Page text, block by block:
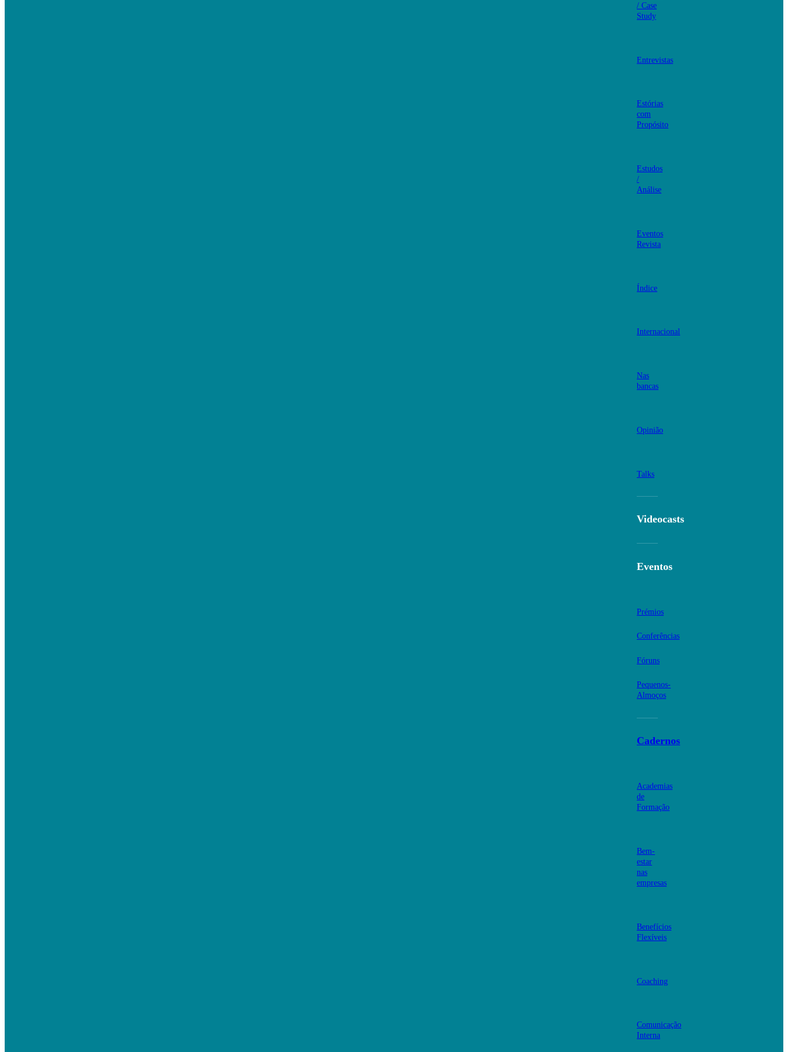
/ Case
Study
Entrevistas
Estórias
com
Propósito
Estudos
/
Análise
Eventos
Revista
Índice
Internacional
Nas
bancas
Opinião
Talks
Videocasts
Eventos
Prémios
Conferências
Fóruns
Pequenos-
Almoços
Cadernos
Academias
de
Formação
Bem-
estar
nas
empresas
Benefícios
Flexíveis
Coaching
Comunicação
Interna